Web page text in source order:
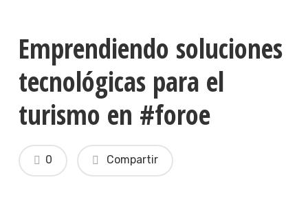
Emprendiendo soluciones
tecnológicas para el
turismo en #foroe
Compartir
0